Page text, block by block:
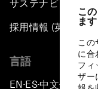
こ
ます
この
に合
フィ
ザー
サステナビリティへ
採用情報 (英語のみ)
言語
EN ▪ ES▪中文▪ 日本語